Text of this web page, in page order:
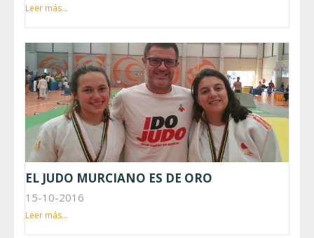
Leer más...
EL JUDO MURCIANO ES DE ORO
15-10-2016
Leer más...